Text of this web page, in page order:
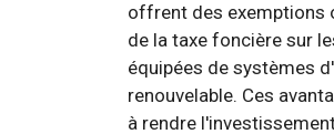
offrent des exemptions
de la taxe foncière sur
équipées de systèmes
renouvelable. Ces
à rendre